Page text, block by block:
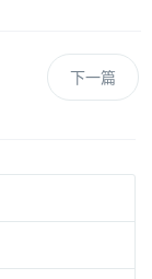
下一篇